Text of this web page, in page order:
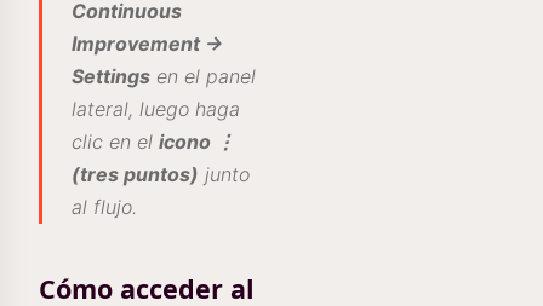
Continuous
Improvement →
Settings en el panel
lateral, luego haga
clic en el icono ⋮
(tres puntos) junto
al flujo.
Cómo acceder al